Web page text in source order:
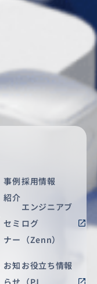
事例
紹介
セミ
ナー
お知
らせ
採用情報
エンジニアブ
ログ
（Zenn）
お役立ち情報
（PJ